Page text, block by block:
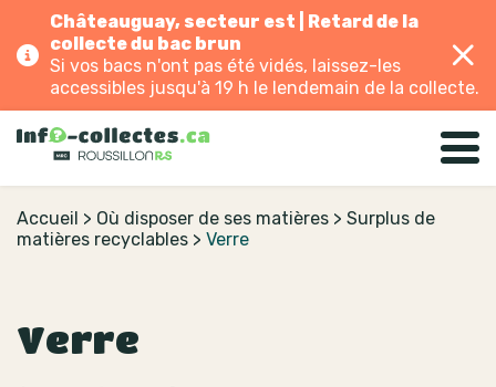
Châteauguay, secteur est | Retard de la
collecte du bac brun
Si vos bacs n'ont pas été vidés, laissez-les
accessibles jusqu'à 19 h le lendemain de la collecte.
Accueil > Où disposer de ses matières > Surplus de
matières recyclables > Verre
Verre